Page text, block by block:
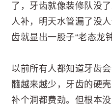
了，牙齿就像装修队没
人补，明天水管漏了没
齿就显出一股子“老态龙
以前所有人都知道牙齿
髓越来越少，牙齿的硬
补个洞都费劲。但根本